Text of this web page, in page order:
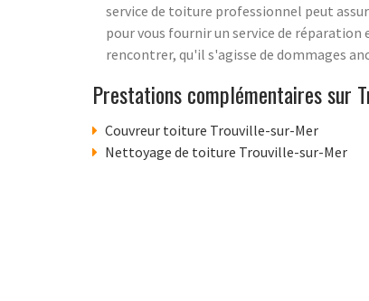
service de toiture professionnel peut
pour vous fournir un service de
rencontrer, qu'il s'agisse de dommages
Prestations complémentaires sur
Couvreur toiture Trouville-sur-Mer
Nettoyage de toiture Trouville-sur-Mer